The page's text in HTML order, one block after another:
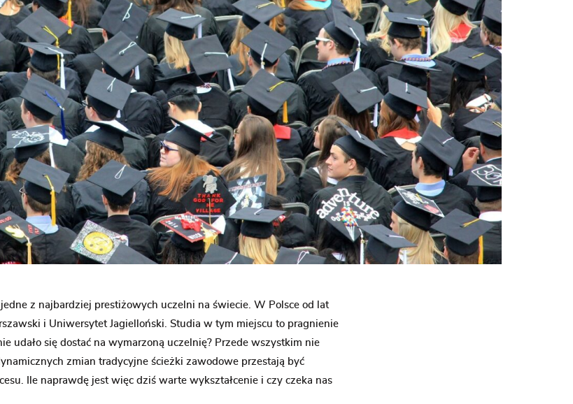
z najbardziej prestiżowych uczelni na świecie. W Polsce od lat
i Uniwersytet Jagielloński. Studia w tym miejscu to pragnienie
udało się dostać na wymarzoną uczelnię? Przede wszystkim nie
zmian tradycyjne ścieżki zawodowe przestają być
Ile naprawdę jest więc dziś warte wykształcenie i czy czeka nas